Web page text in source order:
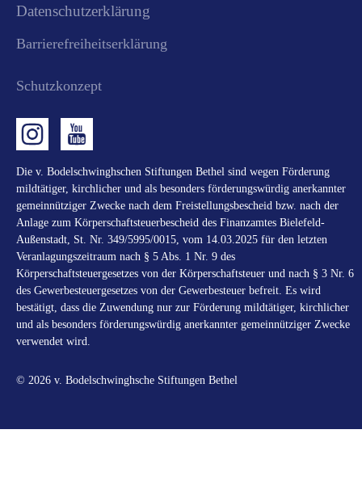
Datenschutzerklärung
Barrierefreiheitserklärung
Schutzkonzept
Die v. Bodelschwinghschen Stiftungen Bethel sind wegen Förderung
mildtätiger, kirchlicher und als besonders förderungswürdig anerkannter
gemeinnütziger Zwecke nach dem Freistellungsbescheid bzw. nach der
Anlage zum Körperschaftsteuerbescheid des Finanzamtes Bielefeld-
Außenstadt, St. Nr. 349/5995/0015, vom 14.03.2025 für den letzten
Veranlagungszeitraum nach § 5 Abs. 1 Nr. 9 des
Körperschaftsteuergesetzes von der Körperschaftsteuer und nach § 3 Nr. 6
des Gewerbesteuergesetzes von der Gewerbesteuer befreit. Es wird
bestätigt, dass die Zuwendung nur zur Förderung mildtätiger, kirchlicher
und als besonders förderungswürdig anerkannter gemeinnütziger Zwecke
verwendet wird.
© 2026 v. Bodelschwinghsche Stiftungen Bethel